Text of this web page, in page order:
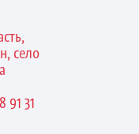
село
91 31